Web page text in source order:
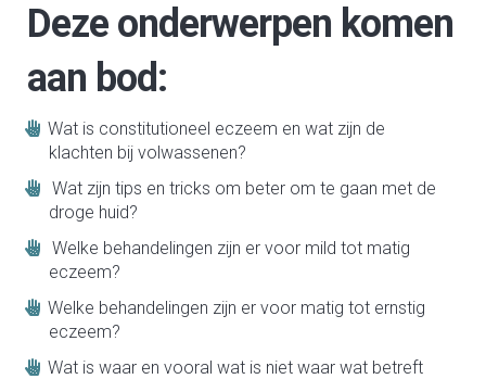
Deze onderwerpen komen
aan bod:
Wat is constitutioneel eczeem en wat zijn de
klachten bij volwassenen?
Wat zijn tips en tricks om beter om te gaan met de
droge huid?
Welke behandelingen zijn er voor mild tot matig
eczeem?
Welke behandelingen zijn er voor matig tot ernstig
eczeem?
Wat is waar en vooral wat is niet waar wat betreft